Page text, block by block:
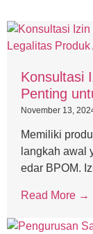
Konsultasi
Penting
November 13,
Memiliki
langkah awal
edar BPOM.
Read More →